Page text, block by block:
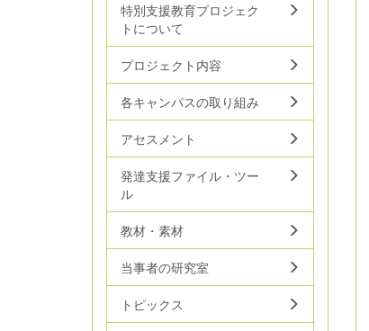
特別支援教育プロジェク
トについて
プロジェクト内容
各キャンパスの取り組み
アセスメント
発達支援ファイル・ツー
ル
教材・素材
当事者の研究室
トピックス